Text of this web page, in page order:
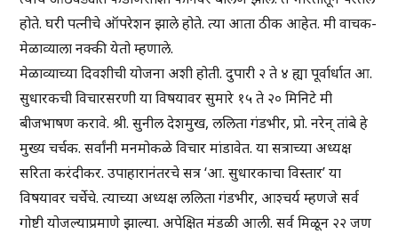
होते. घरी पत्नीचे ऑपरेशन झाले होते. त्या आता ठीक आहेत. मी वाचक-
मेळाव्याला नक्की येतो म्हणाले.
मेळाव्याच्या दिवशीची योजना अशी होती. दुपारी २ ते ४ ह्या पूर्वार्धात आ.
सुधारकची विचारसरणी या विषयावर सुमारे १५ ते २० मिनिटे मी
बीजभाषण करावे. श्री. सुनील देशमुख, ललिता गंडभीर, प्रो. नरेन् तांबे हे
मुख्य चर्चक. सर्वांनी मनमोकळे विचार मांडावेत. या सत्राच्या अध्यक्ष
सरिता करंदीकर. उपाहारानंतरचे सत्र ‘आ. सुधारकाचा विस्तार’ या
विषयावर चर्चेचे. त्याच्या अध्यक्ष ललिता गंडभीर, आश्चर्य म्हणजे सर्व
गोष्टी योजल्याप्रमाणे झाल्या. अपेक्षित मंडळी आली. सर्व मिळून २२ जण